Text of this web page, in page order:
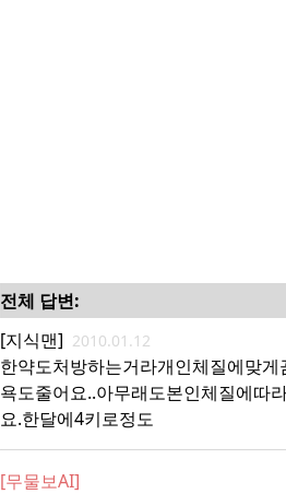
전체 답변:
[지식맨] 2010.01.12
한약도처방하는거라개인체질에맞
욕도줄어요..아무래도본인체질에따
요.한달에4키로정도
[무물보AI]